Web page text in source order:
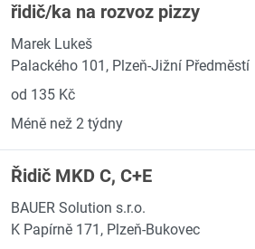
řidič/ka na rozvoz pizzy
Marek Lukeš
Palackého 101, Plzeň-Jižní Předměstí
od 135 Kč
Méně než 2 týdny
Řidič MKD C, C+E
BAUER Solution s.r.o.
K Papírně 171, Plzeň-Bukovec